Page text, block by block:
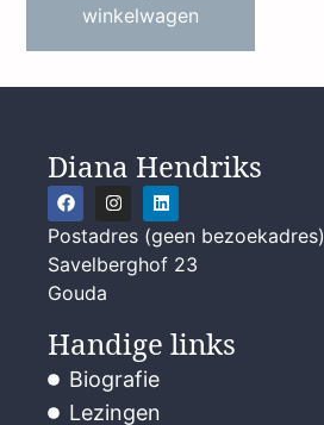
winkelwagen
Diana Hendriks
Postadres (geen bezoekadres)
Savelberghof 23
Gouda
Handige links
Biografie
Lezingen